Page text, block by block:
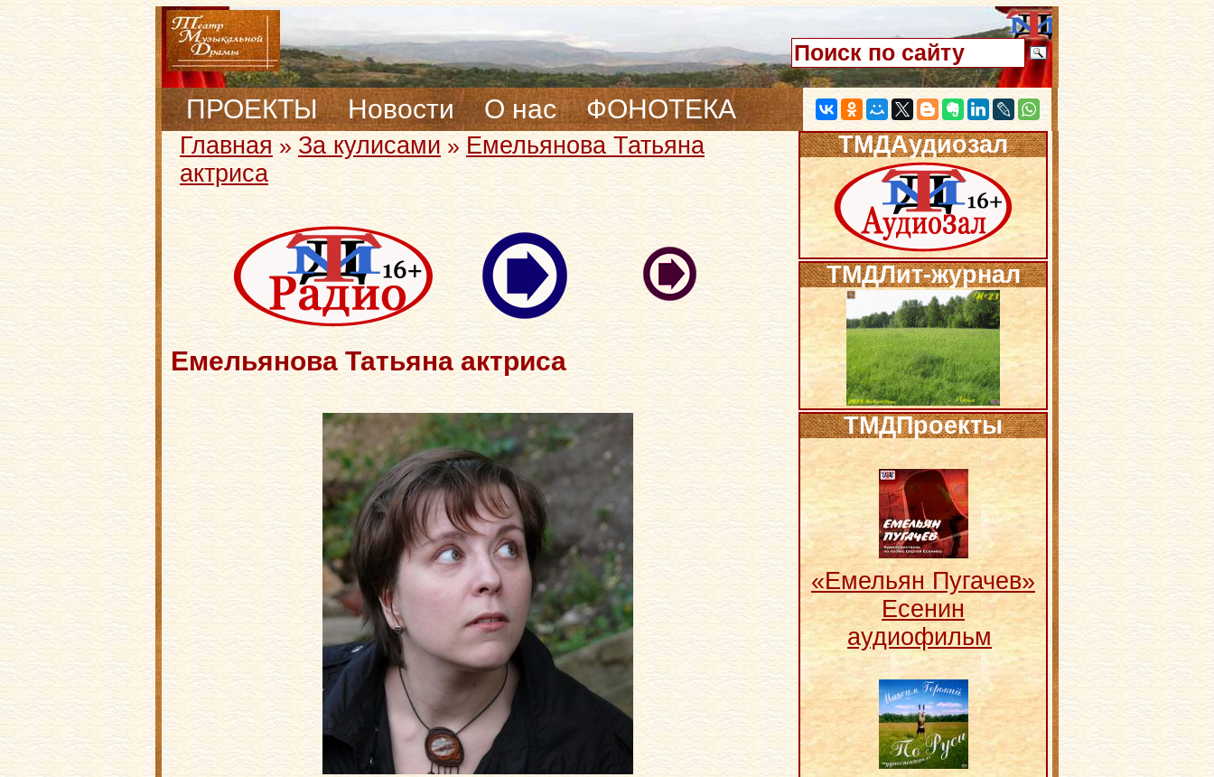
ПРОЕКТЫ Новости О нас ФОНОТЕКА
Главная» За кулисами »Емельянова Татьяна
актриса
Емельянова Татьяна актриса
ТМДАудиозал
ТМДЛит-журнал
ТМДПроекты
«Емельян Пугачев»
Есенин
аудиофильм